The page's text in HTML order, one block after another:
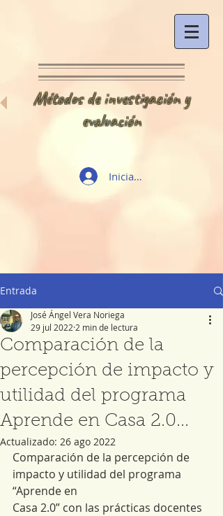
Métodos de investigación y
evaluación
Iniciar sesión
Entrada
Comparación de la
percepción de impacto y
utilidad del programa
Aprende en Casa 2.0...
José Ángel Vera Noriega
29 jul 2022 2 min de lectura
Actualizado: 26 ago 2022
Comparación de la percepción de
impacto y utilidad del programa
“Aprende en
Casa 2.0” con las prácticas docentes